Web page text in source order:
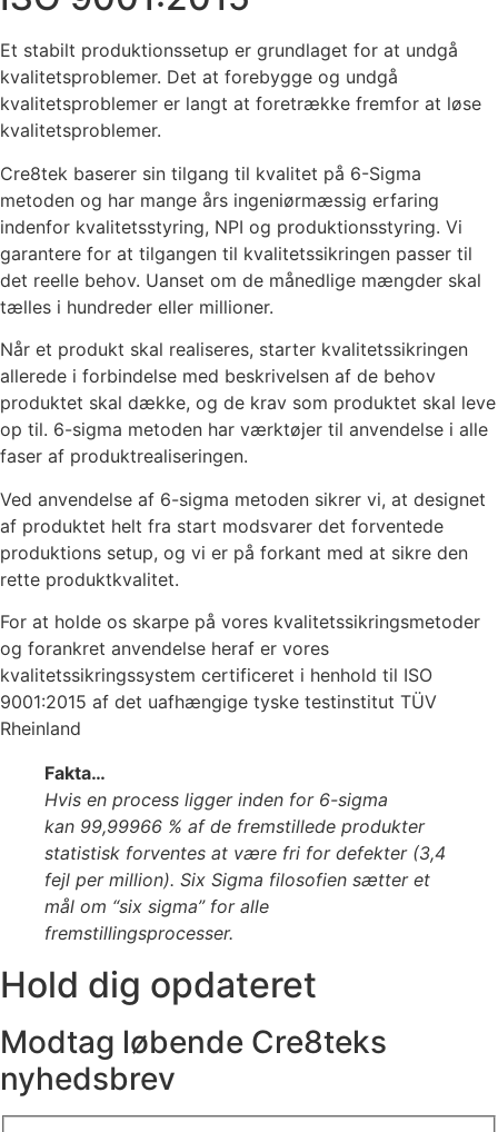
Et stabilt produktionssetup er grundlaget for at undgå
kvalitetsproblemer. Det at forebygge og undgå
kvalitetsproblemer er langt at foretrække fremfor at løse
kvalitetsproblemer.
Cre8tek baserer sin tilgang til kvalitet på 6-Sigma
metoden og har mange års ingeniørmæssig erfaring
indenfor kvalitetsstyring, NPI og produktionsstyring. Vi
garantere for at tilgangen til kvalitetssikringen passer til
det reelle behov. Uanset om de månedlige mængder skal
tælles i hundreder eller millioner.
Når et produkt skal realiseres, starter kvalitetssikringen
allerede i forbindelse med beskrivelsen af de behov
produktet skal dække, og de krav som produktet skal leve
op til. 6-sigma metoden har værktøjer til anvendelse i alle
faser af produktrealiseringen.
Ved anvendelse af 6-sigma metoden sikrer vi, at designet
af produktet helt fra start modsvarer det forventede
produktions setup, og vi er på forkant med at sikre den
rette produktkvalitet.
For at holde os skarpe på vores kvalitetssikringsmetoder
og forankret anvendelse heraf er vores
kvalitetssikringssystem certificeret i henhold til ISO
9001:2015 af det uafhængige tyske testinstitut TÜV
Rheinland
Fakta…
Hvis en process ligger inden for 6-sigma
kan 99,99966 % af de fremstillede produkter
statistisk forventes at være fri for defekter (3,4
fejl per million). Six Sigma filosofien sætter et
mål om “six sigma” for alle
fremstillingsprocesser.
Hold dig opdateret
Modtag løbende Cre8teks
nyhedsbrev